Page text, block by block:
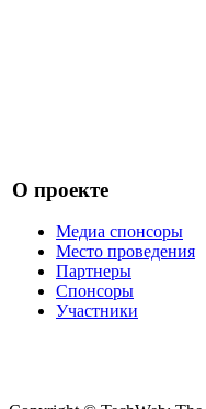
О проекте
Медиа спонсоры
Место проведения
Партнеры
Спонсоры
Участники